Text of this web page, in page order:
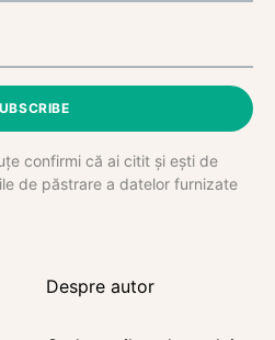
confirmi că ai citit și ești de
de păstrare a datelor furnizate
Despre autor